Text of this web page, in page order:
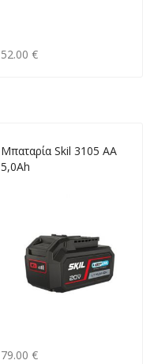
52.00 €
Μπαταρία Skil 3105 AA
5,0Ah
79.00 €